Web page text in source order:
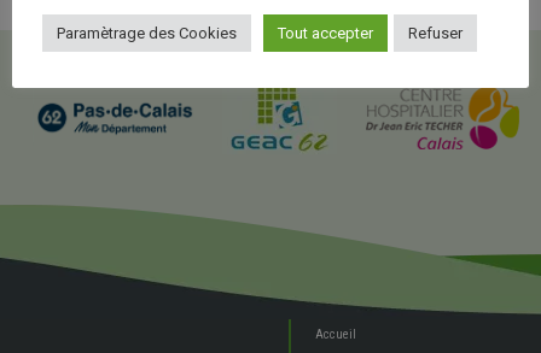
Accueil
Paramètrage des Cookies Tout accepter Refuser